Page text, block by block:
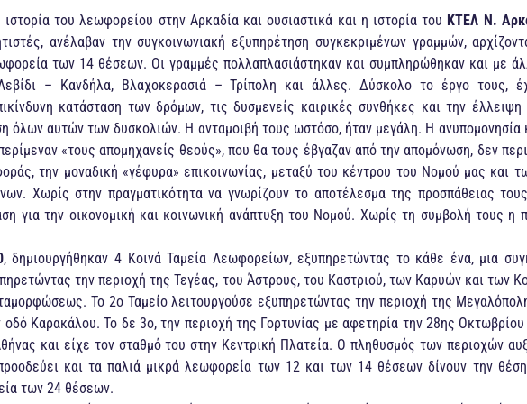
ιστορία του λεωφορείου στην Αρκαδία και ουσιαστικά και η ιστορία του ΚΤΕΛ Ν.
ανέλαβαν την συγκοινωνιακή εξυπηρέτηση συγκεκριμένων γραμμών,
των 14 θέσεων. Οι γραμμές πολλαπλασιάστηκαν και συμπληρώθηκαν και με
– Κανδήλα, Βλαχοκερασιά – Τρίπολη και άλλες. Δύσκολο το έργο τους,
κατάσταση των δρόμων, τις δυσμενείς καιρικές συνθήκες και την
όλων αυτών των δυσκολιών. Η ανταμοιβή τους ωστόσο, ήταν μεγάλη. Η ανυπομονησία
«τους απομηχανείς θεούς», που θα τους έβγαζαν από την απομόνωση, δεν
την μοναδική «γέφυρα» επικοινωνίας, μεταξύ του κέντρου του Νομού μας και
Χωρίς στην πραγματικότητα να γνωρίζουν το αποτέλεσμα της προσπάθειας
για την οικονομική και κοινωνική ανάπτυξη του Νομού. Χωρίς τη συμβολή τους η
, δημιουργήθηκαν 4 Κοινά Ταμεία Λεωφορείων, εξυπηρετώντας το κάθε ένα, μια
την περιοχή της Τεγέας, του Άστρους, του Καστριού, των Καρυών και των
Το 2ο Ταμείο λειτουργούσε εξυπηρετώντας την περιοχή της
Καρακάλου. Το δε 3ο, την περιοχή της Γορτυνίας με αφετηρία την 28ης Οκτωβρίου
και είχε τον σταθμό του στην Κεντρική Πλατεία. Ο πληθυσμός των περιοχών
και τα παλιά μικρά λεωφορεία των 12 και των 14 θέσεων δίνουν την
των 24 θέσεων.